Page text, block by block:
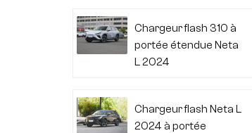
Chargeur flash 310 à
portée étendue Neta
L 2024
Chargeur flash Neta L
2024 à portée